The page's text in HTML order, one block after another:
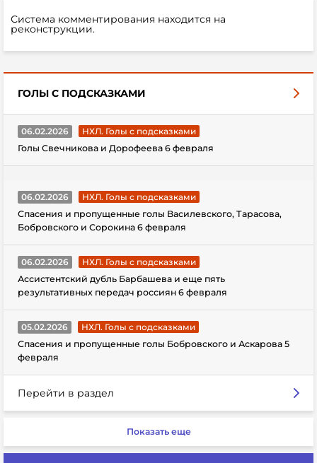
Система комментирования находится на
реконструкции.
ГОЛЫ С ПОДСКАЗКАМИ
06.02.2026
НХЛ. Голы с подсказками
Голы Свечникова и Дорофеева 6 февраля
06.02.2026
НХЛ. Голы с подсказками
Спасения и пропущенные голы Василевского, Тарасова,
Бобровского и Сорокина 6 февраля
06.02.2026
НХЛ. Голы с подсказками
Ассистентский дубль Барбашева и еще пять
результативных передач россиян 6 февраля
05.02.2026
НХЛ. Голы с подсказками
Спасения и пропущенные голы Бобровского и Аскарова 5
февраля
Перейти в раздел
Показать еще